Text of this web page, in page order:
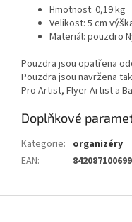
Hmotnost: 0,19 kg
Velikost: 5 cm
Materiál: pouzdro
Pouzdra jsou opatřena
Pouzdra jsou navržena
Pro Artist, Flyer Artist a
Doplňkové
Kategorie: organizéry
EAN: 842087100699